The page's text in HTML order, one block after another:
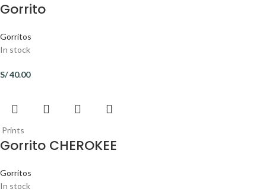
Gorrito
Gorritos
In stock
S/40.00
Prints
Gorrito CHEROKEE
Gorritos
In stock